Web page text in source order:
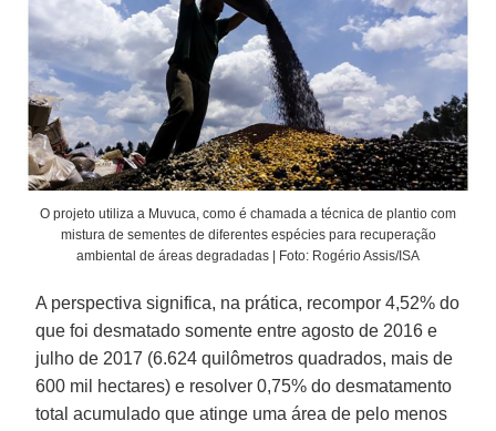
O projeto utiliza a Muvuca, como é chamada a técnica de plantio com
mistura de sementes de diferentes espécies para recuperação
ambiental de áreas degradadas | Foto: Rogério Assis/ISA
A perspectiva significa, na prática, recompor 4,52% do
que foi desmatado somente entre agosto de 2016 e
julho de 2017 (6.624 quilômetros quadrados, mais de
600 mil hectares) e resolver 0,75% do desmatamento
total acumulado que atinge uma área de pelo menos